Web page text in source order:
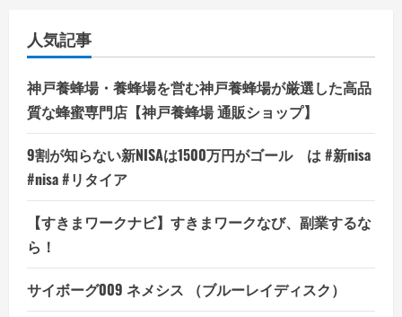
人気記事
神戸養蜂場・養蜂場を営む神戸養蜂場が厳選した高品
質な蜂蜜専門店【神戸養蜂場 通販ショップ】
9割が知らない新NISAは1500万円がゴール は #新nisa
#nisa #リタイア
【すきまワークナビ】すきまワークなび、副業するな
ら！
サイボーグ009 ネメシス （ブルーレイディスク）